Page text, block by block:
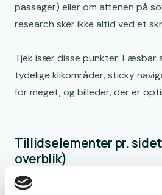
passager) eller om aftenen på
research sker ikke altid ved et
Tjek især disse punkter: Læsbar
tydelige klikområder, sticky
for meget, og billeder, der er
Tillidselementer pr.
overblik)
Det er sjældent nok at “tilføje